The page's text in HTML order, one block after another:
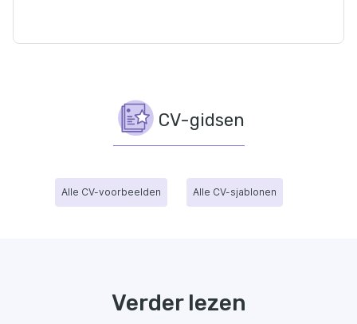
CV-gidsen
Alle CV-voorbeelden Alle CV-sjablonen
Verder lezen